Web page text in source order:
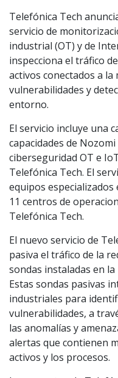
Telefónica Tech
servicio de
industrial (OT) y de
inspecciona el tráfico
activos conectados a la
vulnerabilidades y
entorno.
El servicio incluye una
capacidades de
ciberseguridad OT e
Telefónica Tech. El
equipos especializados
11 centros de
Telefónica Tech.
El nuevo servicio de
pasiva el tráfico de la
sondas instaladas en
Estas sondas pasivas
industriales para
vulnerabilidades, a
las anomalías y
alertas que contienen
activos y los procesos.